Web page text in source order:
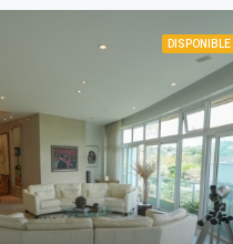
DISPONIBLE